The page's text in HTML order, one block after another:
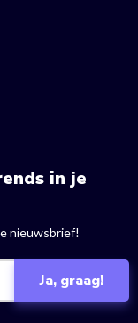
in je
nieuwsbrief!